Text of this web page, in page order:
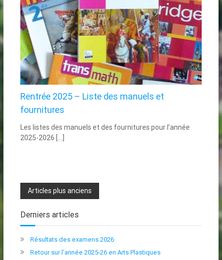
Rentrée 2025 – Liste des manuels et
fournitures
Les listes des manuels et des fournitures pour l’année
2025-2026 […]
Navigation
articles
Articles plus anciens
Derniers articles
Résultats des examens 2026
Retour sur l’année 2025-26 en Arts Plastiques